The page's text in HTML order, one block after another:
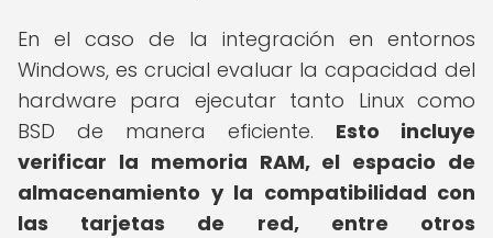
En el caso de la integración en entornos
Windows, es crucial evaluar la capacidad del
hardware para ejecutar tanto Linux como
BSD de manera eficiente. Esto incluye
verificar la memoria RAM, el espacio de
almacenamiento y la compatibilidad con
las tarjetas de red, entre otros